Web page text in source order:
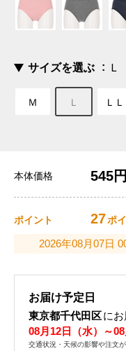
サイズを選ぶ Ｌ
Ｍ Ｌ ＬＬ
本体価格 545円
ポイント 27ポ
2026年08月07日
お届け予定日
東京都千代田区に
08月12日（水）～08
交通状況・天候の影響や注文